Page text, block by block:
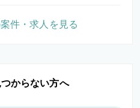
からない方へ
件・求人を見る